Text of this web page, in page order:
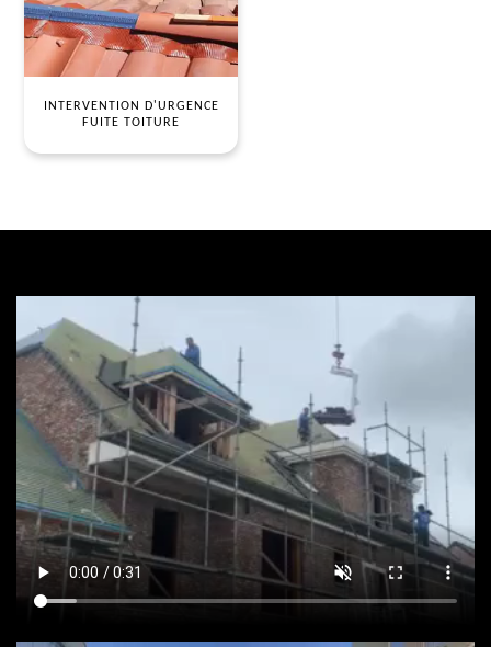
INTERVENTION D'URGENCE
FUITE TOITURE